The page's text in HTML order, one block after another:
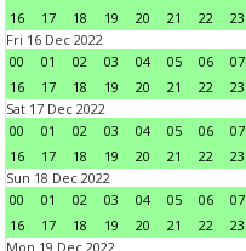
16
17 18 19 20 21 22
23
Fri 16 Dec 2022
00
01 02 03 04 05 06 07
16
17 18 19 20 21 22
23
Sat 17 Dec 2022
00
01 02 03 04 05 06 07
16
17 18 19 20 21 22
23
Sun 18 Dec 2022
00
01 02 03 04 05 06 07
16
17 18 19 20 21 22
23
Mon 19 Dec 2022